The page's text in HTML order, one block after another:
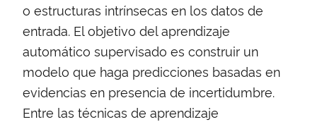
o estructuras intrínsecas en los datos de
entrada. El objetivo del aprendizaje
automático supervisado es construir un
modelo que haga predicciones basadas en
evidencias en presencia de incertidumbre.
Entre las técnicas de aprendizaje